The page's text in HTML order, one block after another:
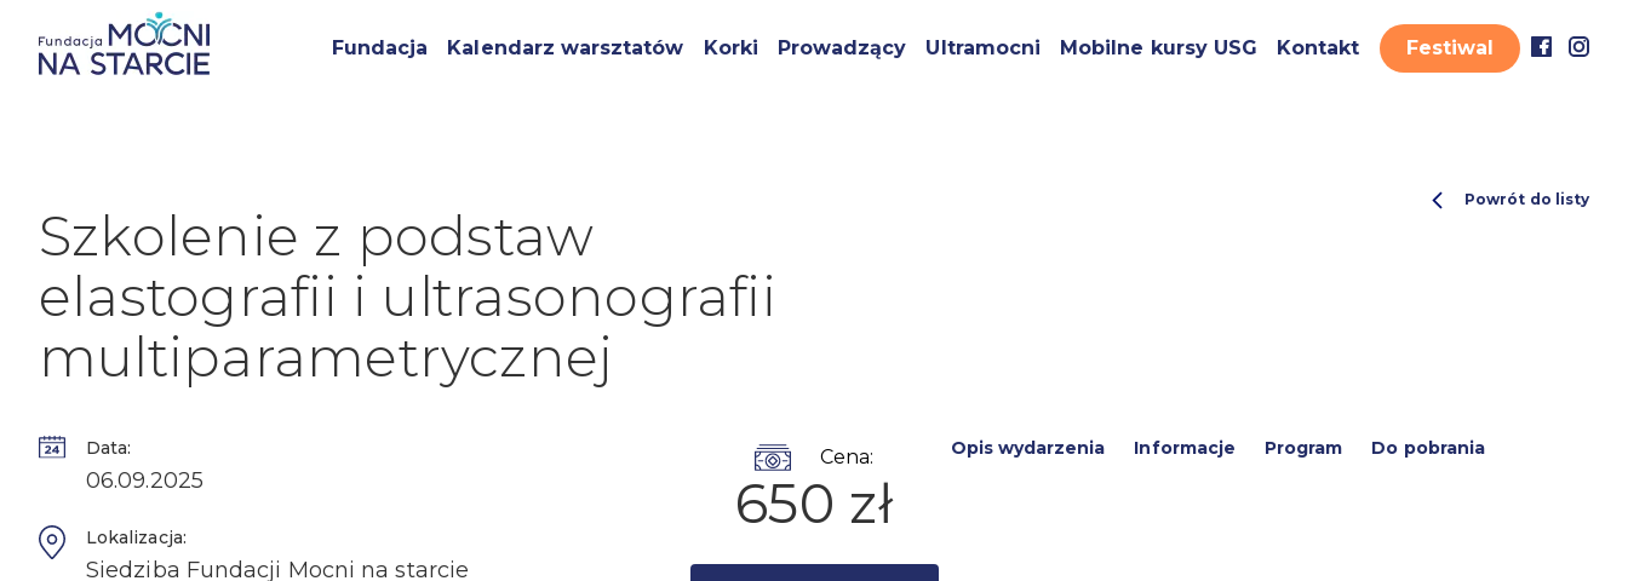
Fundacja Kalendarz warsztatów Korki Prowadzący Ultramocni Mobilne kursy USG Kontakt Festiwal
Szkolenie z podstaw
elastografii i ultrasonografii
multiparametrycznej
Powrót do listy
Data:
06.09.2025
Lokalizacja:
Siedziba Fundacji Mocni na starcie
Cena:
650 zł
Opis wydarzenia Informacje Program Do pobrania